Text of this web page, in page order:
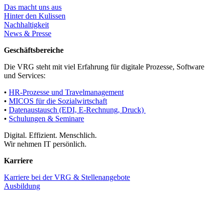
Das macht uns aus
Hinter den Kulissen
Nachhaltigkeit
News & Presse
Geschäftsbereiche
Die VRG steht mit viel Erfahrung für digitale Prozesse, Software
und Services:
• HR-Prozesse und Travelmanagement
• MICOS für die Sozialwirtschaft
• Datenaustausch (EDI, E-Rechnung, Druck)
• Schulungen & Seminare
Digital. Effizient. Menschlich.
Wir nehmen IT persönlich.
Karriere
Karriere bei der VRG & Stellenangebote
Ausbildung